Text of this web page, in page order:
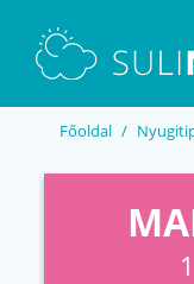
Főoldal